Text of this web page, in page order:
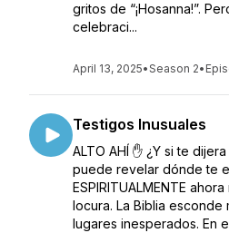
gritos de “¡Hosanna!”.
celebraci...
April 13, 2025•Season 2•
Testigos Inusuales
ALTO AHÍ ✋ ¿Y si te
puede revelar dónde te
ESPIRITUALMENTE
locura. La Biblia
lugares inesperados. En